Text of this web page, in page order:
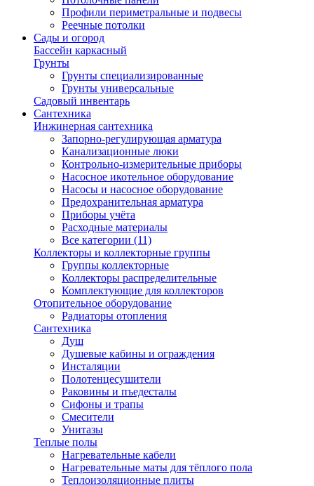
Профили периметральные и подвесы
Реечные потолки
Сады и огород
Бассейн каркасный
Грунты
Грунты специализированные
Грунты универсальные
Садовый инвентарь
Сантехника
Инжинерная сантехника
Запорно-регулирующая арматура
Канализационные люки
Контрольно-измерительные приборы
Насосное икотельное оборудование
Насосы и насосное оборудование
Предохранительная арматура
Приборы учёта
Расходные материалы
Все категории (11)
Коллекторы и коллекторные группы
Группы коллекторные
Коллекторы распределительные
Комплектующие для коллекторов
Отопительное оборудование
Радиаторы отопления
Сантехника
Душ
Душевые кабины и ограждения
Инсталяции
Полотенцесушители
Раковины и пъедесталы
Сифоны и трапы
Смесители
Унитазы
Теплые полы
Нагревательные кабели
Нагревательные маты для тёплого пола
Теплоизоляционные плиты